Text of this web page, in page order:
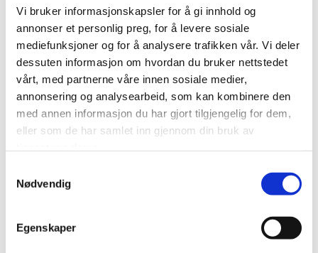
Vi bruker informasjonskapsler for å gi innhold og
annonser et personlig preg, for å levere sosiale
mediefunksjoner og for å analysere trafikken vår. Vi deler
dessuten informasjon om hvordan du bruker nettstedet
vårt, med partnerne våre innen sosiale medier,
annonsering og analysearbeid, som kan kombinere den
med annen informasjon du har gjort tilgjengelig for dem,
eller som de har samlet inn gjennom din bruk av
Nødvendig
Egenskaper
Dette blir en helg full av energi, inspirasjon og fellesskap –
vi gleder oss til å se deg der!
Er du ikke medlem av Dissimilis, men ønsker likevel å delta?
Send oss en e-post på
post@dissimilis.no
0
Skriv en kommentar